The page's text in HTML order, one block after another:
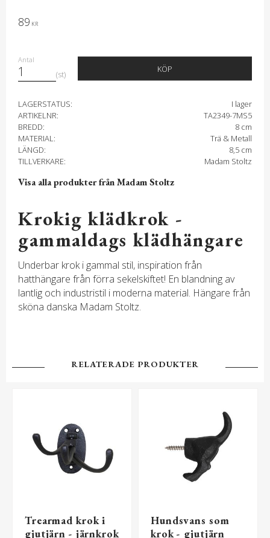
89 KR
Antal
st
KÖP
LAGERSTATUS
I lager
ARTIKELNR
TA2349-7MS5
BREDD
8 cm
MATERIAL
Trä & Metall
LÄNGD
8,5 cm
TILLVERKARE
Madam Stoltz
Visa alla produkter från Madam Stoltz
Krokig klädkrok -
gammaldags klädhängare
Underbar krok i gammal stil, inspiration från
hatthängare från förra sekelskiftet! En blandning av
lantlig och industristil i moderna material. Hängare från
sköna danska Madam Stoltz.
RELATERADE PRODUKTER
Trearmad krok i
gjutjärn - järnkrok
Hundsvans som
krok - gjutjärn